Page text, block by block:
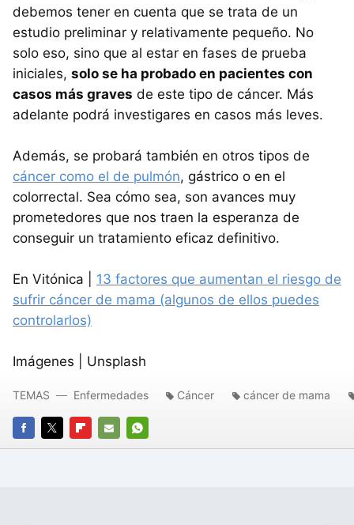
debemos tener en cuenta que se trata de un
estudio preliminar y relativamente pequeño. No
solo eso, sino que al estar en fases de prueba
iniciales, solo se ha probado en pacientes con
casos más graves de este tipo de cáncer. Más
adelante podrá investigares en casos más leves.
Además, se probará también en otros tipos de
cáncer como el de pulmón, gástrico o en el
colorrectal. Sea cómo sea, son avances muy
prometedores que nos traen la esperanza de
conseguir un tratamiento eficaz definitivo.
En Vitónica | 13 factores que aumentan el riesgo de
sufrir cáncer de mama (algunos de ellos puedes
controlarlos)
Imágenes | Unsplash
FACEBOOK
TWITTERFLIPBOARD
E-
WHATSAPP
TEMAS Enfermedades Cáncer cáncer de mama